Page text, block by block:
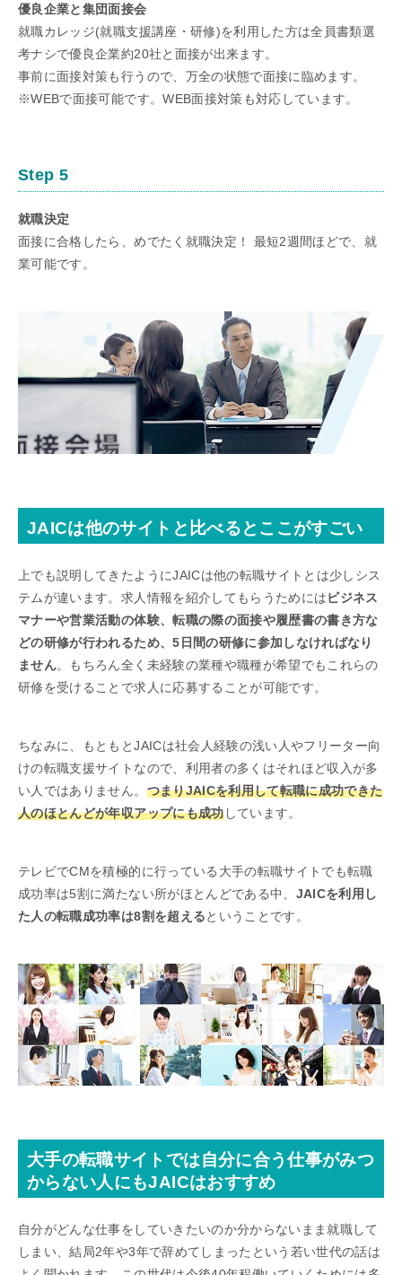
優良企業と集団面接会
就職カレッジ(就職支援講座・研修)を利用した方は全員書類選
考ナシで優良企業約20社と面接が出来ます。
事前に面接対策も行うので、万全の状態で面接に臨めます。
※WEBで面接可能です。WEB面接対策も対応しています。
Step 5
就職決定
面接に合格したら、めでたく就職決定！ 最短2週間ほどで、就
業可能です。
JAICは他のサイトと比べるとここがすごい
上でも説明してきたようにJAICは他の転職サイトとは少しシス
テムが違います。求人情報を紹介してもらうためにはビジネス
マナーや営業活動の体験、転職の際の面接や履歴書の書き方な
どの研修が行われるため、5日間の研修に参加しなければなり
ません。もちろん全く未経験の業種や職種が希望でもこれらの
研修を受けることで求人に応募することが可能です。
ちなみに、もともとJAICは社会人経験の浅い人やフリーター向
けの転職支援サイトなので、利用者の多くはそれほど収入が多
い人ではありません。 つまりJAICを利用して転職に成功できた
人のほとんどが年収アップにも成功しています。
テレビでCMを積極的に行っている大手の転職サイトでも転職
成功率は5割に満たない所がほとんどである中、 JAICを利用し
た人の転職成功率は8割を超えるということです。
大手の転職サイトでは自分に合う仕事がみつ
からない人にもJAICはおすすめ
自分がどんな仕事をしていきたいのか分からないまま就職して
しまい、結局2年や3年で辞めてしまったという若い世代の話は